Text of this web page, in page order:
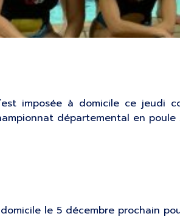
imposée à domicile ce
départemental en poule
le 5 décembre prochain